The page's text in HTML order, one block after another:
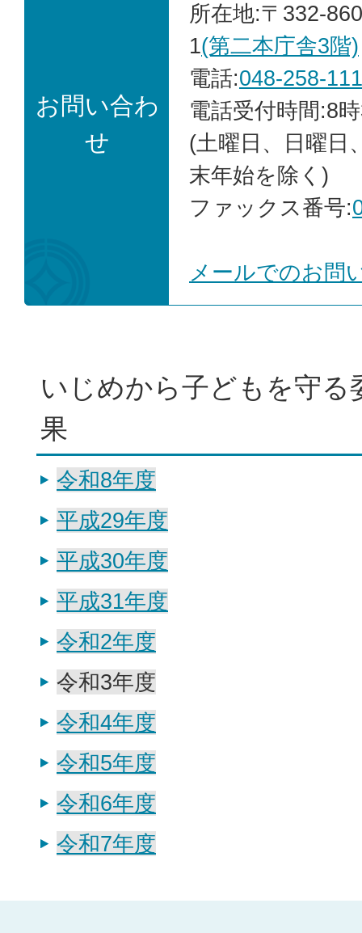
お問い合わ
せ
所在地:〒332-
1(第二本庁舎3階)
電話:048-258-
電話受付時間:8
(土曜日、日曜日
末年始を除く)
ファックス番号:
メールでのお問
いじめから子どもを守る
果
令和8年度
平成29年度
平成30年度
平成31年度
令和2年度
令和3年度
令和4年度
令和5年度
令和6年度
令和7年度